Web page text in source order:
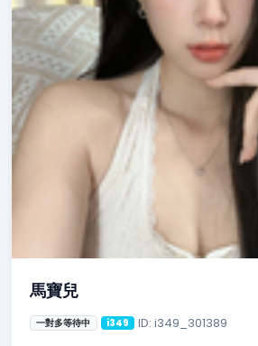
馬寶兒
一對多等待中 i349 ID: i349_301389